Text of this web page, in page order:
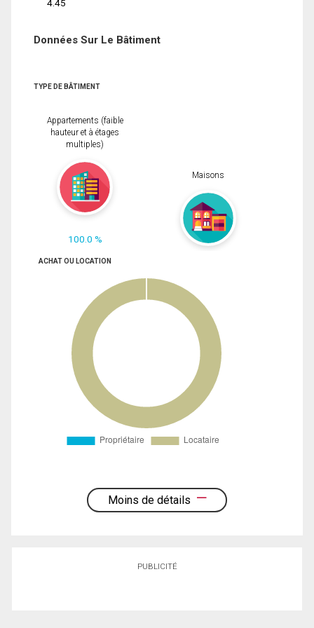
4.45
Données Sur Le Bâtiment
TYPE DE BÂTIMENT
Appartements (faible
hauteur et à étages
multiples)
100.0 %
Maisons
ACHAT OU LOCATION
Moins de détails
PUBLICITÉ